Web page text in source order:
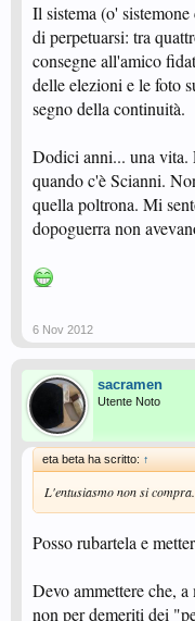
Il sistema (o'
di perpetuarsi: tra
consegne all'amico
delle elezioni e le foto
segno della continuità.
Dodici anni... una vita.
quando c'è Scianni.
quella poltrona. Mi
dopoguerra non
6 Nov 2012
sacramen
Utente Noto
eta beta ha scritto: ↑
L'entusiasmo non si compra.
Posso rubartela e
Devo ammettere che,
non per demeriti dei